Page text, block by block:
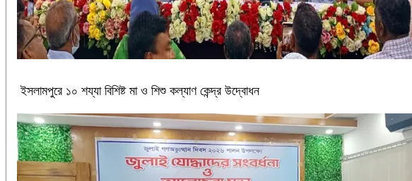
ইসলামপুরে ১০ শয্যা বিশিষ্ট মা ও শিশু কল্যাণ কেন্দ্র উদ্বোধন